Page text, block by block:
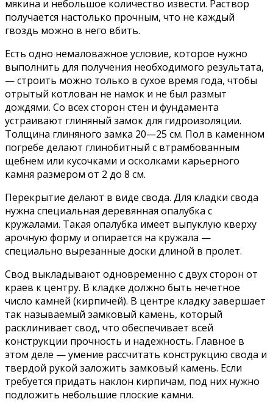
мякина и небольшое количество извести. Раствор
получается настолько прочным, что не каждый
гвоздь можно в него вбить.
Есть одно немаловажное условие, которое нужно
выполнить для получения необходимого результата,
— строить можно только в сухое время года, чтобы
отрытый котлован не намок и не был размыт
дождями. Со всех сторон стен и фундамента
устраивают глиняный замок для гидроизоляции.
Толщина глиняного замка 20—25 см. Пол в каменном
погребе делают глинобитный с втрамбованным
щебнем или кусочками и осколками карьерного
камня размером от 2 до 8 см.
Перекрытие делают в виде свода. Для кладки свода
нужна специальная деревянная опалубка с
кружалами. Такая опалубка имеет выпуклую кверху
арочную форму и опирается на кружала —
специально вырезанные доски длиной в пролет.
Свод выкладывают одновременно с двух сторон от
краев к центру. В кладке должно быть нечетное
число камней (кирпичей). В центре кладку завершает
так называемый замковый камень, который
расклинивает свод, что обеспечивает всей
конструкции прочность и надежность. Главное в
этом деле — умение рассчитать конструкцию свода и
твердой рукой заложить замковый камень. Если
требуется придать наклон кирпичам, под них нужно
подложить небольшие плоские камни.